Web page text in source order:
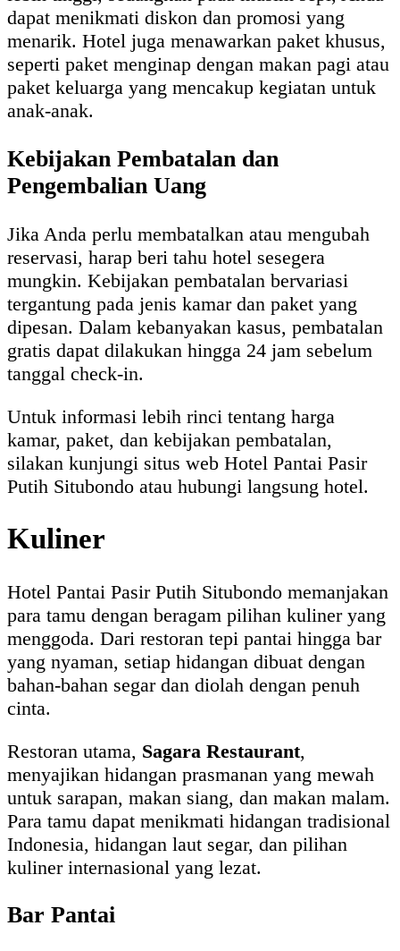
dapat menikmati diskon dan promosi yang
menarik. Hotel juga menawarkan paket khusus,
seperti paket menginap dengan makan pagi atau
paket keluarga yang mencakup kegiatan untuk
anak-anak.
Kebijakan Pembatalan dan
Pengembalian Uang
Jika Anda perlu membatalkan atau mengubah
reservasi, harap beri tahu hotel sesegera
mungkin. Kebijakan pembatalan bervariasi
tergantung pada jenis kamar dan paket yang
dipesan. Dalam kebanyakan kasus, pembatalan
gratis dapat dilakukan hingga 24 jam sebelum
tanggal check-in.
Untuk informasi lebih rinci tentang harga
kamar, paket, dan kebijakan pembatalan,
silakan kunjungi situs web Hotel Pantai Pasir
Putih Situbondo atau hubungi langsung hotel.
Kuliner
Hotel Pantai Pasir Putih Situbondo memanjakan
para tamu dengan beragam pilihan kuliner yang
menggoda. Dari restoran tepi pantai hingga bar
yang nyaman, setiap hidangan dibuat dengan
bahan-bahan segar dan diolah dengan penuh
cinta.
Restoran utama, Sagara Restaurant,
menyajikan hidangan prasmanan yang mewah
untuk sarapan, makan siang, dan makan malam.
Para tamu dapat menikmati hidangan tradisional
Indonesia, hidangan laut segar, dan pilihan
kuliner internasional yang lezat.
Bar Pantai